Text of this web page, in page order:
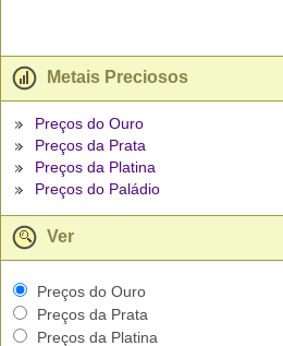
Metais Preciosos
Preços do Ouro
Preços da Prata
Preços da Platina
Preços do Paládio
Ver
Preços do Ouro
Preços da Prata
Preços da Platina